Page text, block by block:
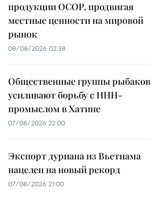
продукции OCOP, продвигая
местные ценности на мировой
рынок
08/08/2026 02:38
Общественные группы рыбаков
усиливают борьбу с ННН-
промыслом в Хатине
07/08/2026 22:00
Экспорт дуриана из Вьетнама
нацелен на новый рекорд
07/08/2026 21:00